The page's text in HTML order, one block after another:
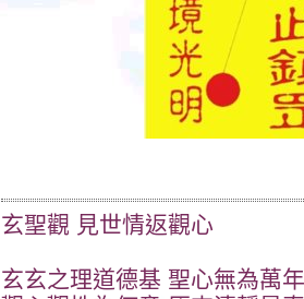
玄聖觀 見世情返觀心
玄玄之理道德基 聖心無為萬